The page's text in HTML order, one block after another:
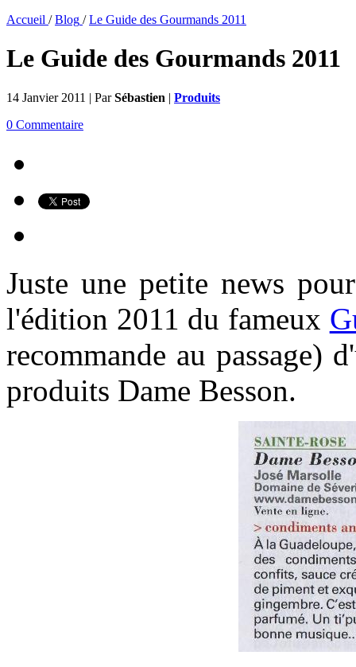
Accueil / Blog / Le Guide des Gourmands 2011
Le Guide des Gourmands 2011
14 Janvier 2011 | ParSébastien | Produits
0 Commentaire
Juste une petite news
l'édition 2011 du fameux
recommande au passage)
produits Dame Besson.